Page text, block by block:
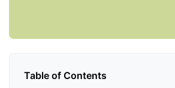
Table of Contents